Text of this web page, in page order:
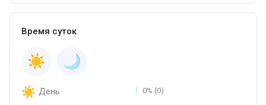
Время суток
День 0% (0)